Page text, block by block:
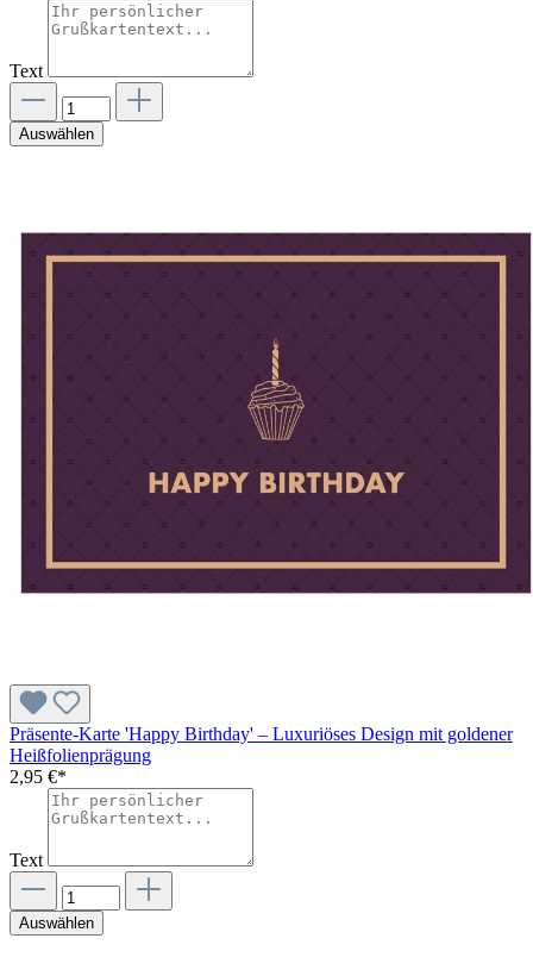
Text
Auswählen
Präsente-Karte 'Happy Birthday' – Luxuriöses Design mit goldener
Heißfolienprägung
2,95 €*
Text
Auswählen